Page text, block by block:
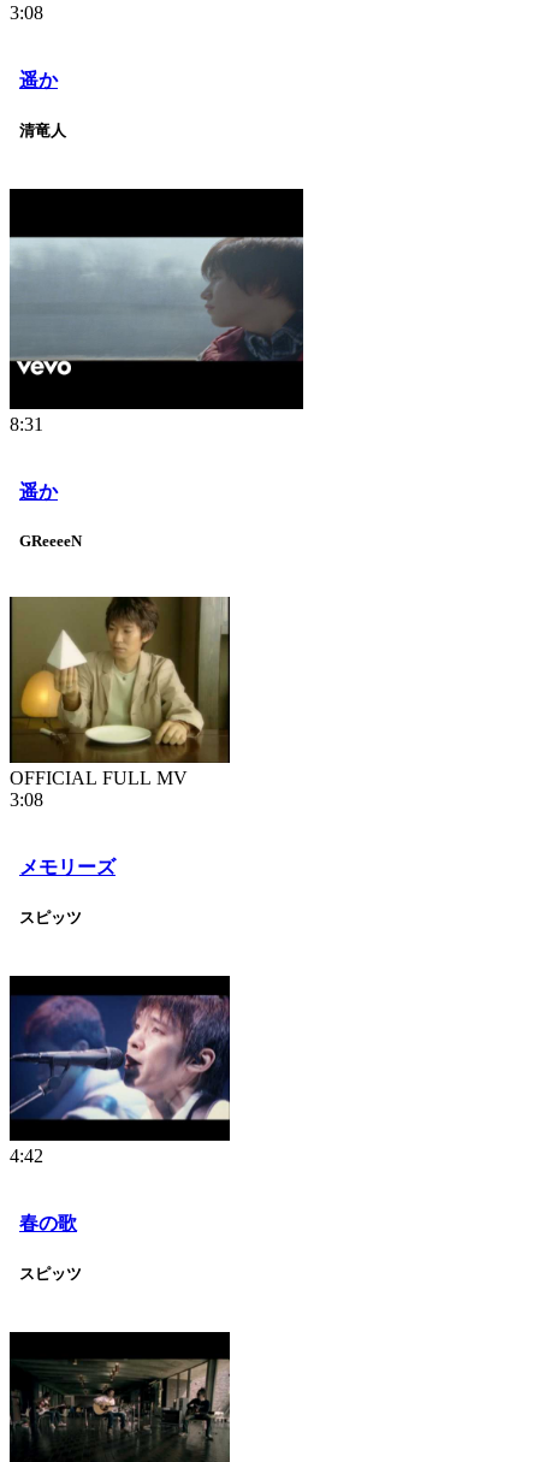
3:08
遥か
清竜人
8:31
遥か
GReeeeN
OFFICIAL FULL MV
3:08
メモリーズ
スピッツ
4:42
春の歌
スピッツ